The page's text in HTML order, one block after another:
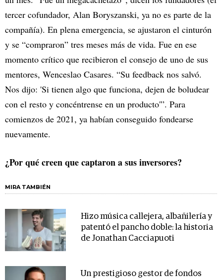
tercer cofundador, Alan Boryszanski, ya no es parte de la
compañía). En plena emergencia, se ajustaron el cinturón
y se “compraron” tres meses más de vida. Fue en ese
momento crítico que recibieron el consejo de uno de sus
mentores, Wenceslao Casares. “Su feedback nos salvó.
Nos dijo: 'Si tienen algo que funciona, dejen de boludear
con el resto y concéntrense en un producto'”. Para
comienzos de 2021, ya habían conseguido fondearse
nuevamente.
¿Por qué creen que captaron a sus inversores?
MIRA TAMBIÉN
Hizo música callejera, albañilería y
patentó el pancho doble: la historia
de Jonathan Cacciapuoti
Un prestigioso gestor de fondos